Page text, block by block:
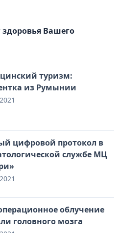
здоровья Вашего
туризм:
из Румынии
цифровой протокол в
службе МЦ
облучение
головного мозга